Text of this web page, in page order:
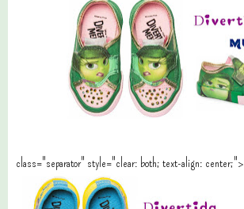
class="separator" style="clear: both; text-align: center;">